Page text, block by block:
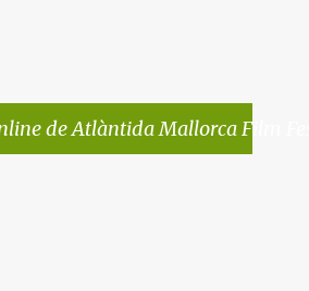
de Atlàntida Mallorca Film Fest